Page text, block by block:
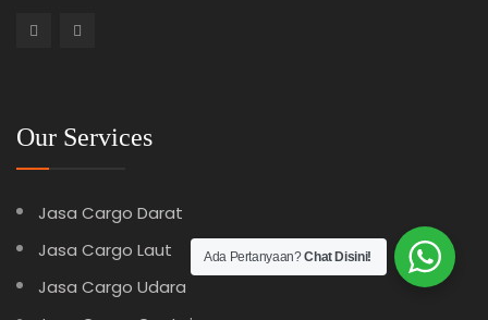
Our Services
Jasa Cargo Darat
Jasa Cargo Laut
Jasa Cargo Udara
Ada Pertanyaan?Chat Disini!